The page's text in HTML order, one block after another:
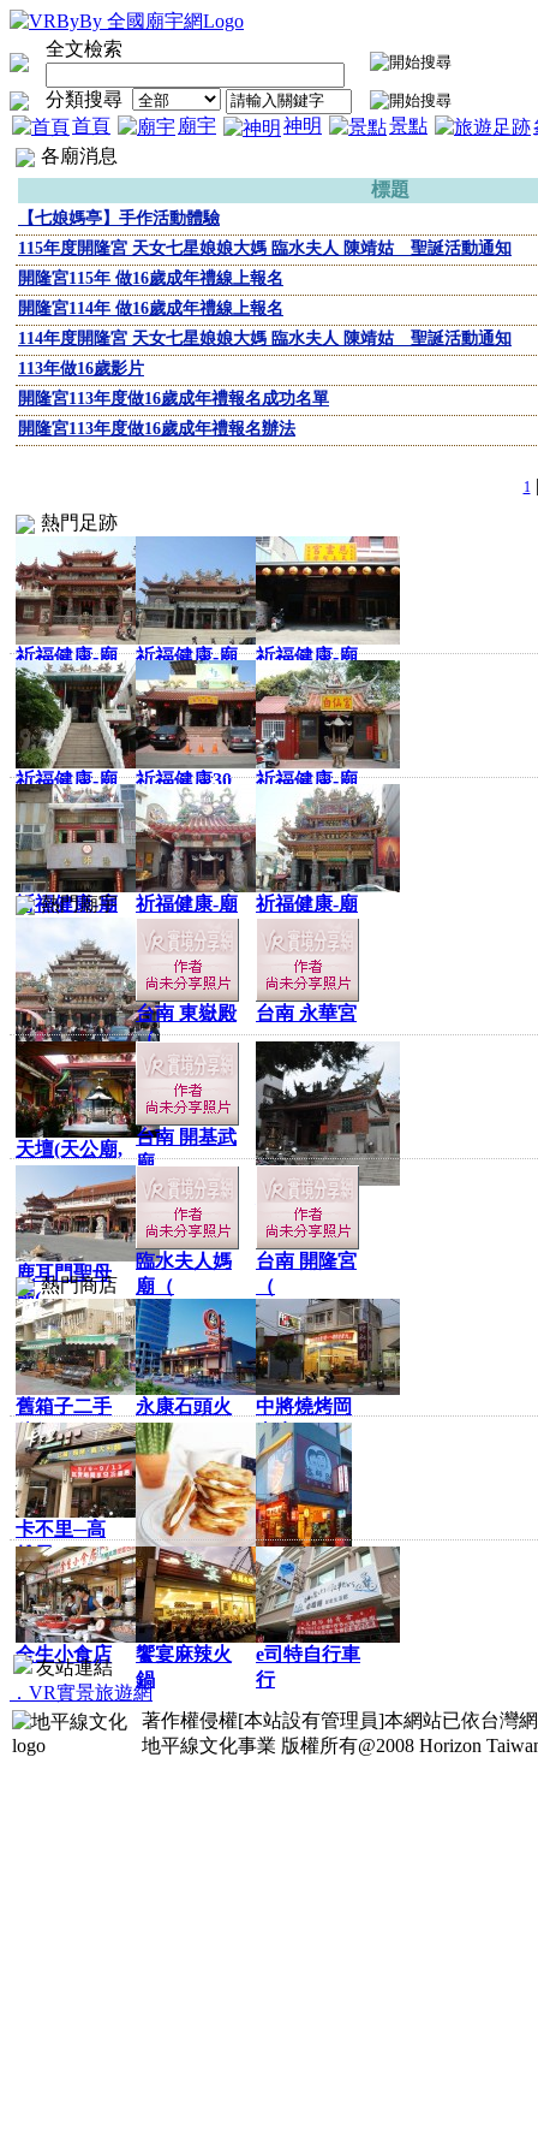
全文檢索
分類搜尋
首頁
廟宇 神明 景點
各廟消息
標題
【七娘媽亭】手作活動體驗
115年度開隆宮 天女七星娘娘大媽 臨水夫人 陳靖姑 聖誕活動通知
開隆宮115年 做16歲成年禮線上報名
開隆宮114年 做16歲成年禮線上報名
114年度開隆宮 天女七星娘娘大媽 臨水夫人 陳靖姑 聖誕活動通知
113年做16歲影片
開隆宮113年度做16歲成年禮報名成功名單
開隆宮113年度做16歲成年禮報名辦法
1
熱門足跡
祈福健康-廟
宇
祈福健康-廟
宇
祈福健康-廟
宇
祈福健康-廟
宇
祈福健康30
祈福健康-廟
祈福健康-廟
祈福健康-廟
宇
祈福健康-廟
宇
熱門廟宇
北港武德宮
(五
台南 東嶽殿
（
台南 永華宮
天壇(天公廟,
台南 開基武
廟
大觀音亭
鹿耳門聖母
廟(
臨水夫人媽
廟（
台南 開隆宮
（
熱門商店
舊箱子二手
傢俱
永康石頭火
鍋
中將燒烤岡
山店
卡不里─高
雄異
朵朵烘焙屋
大師兄手工
蛋捲
全生小食店
饗宴麻辣火
鍋
e司特自行車
行
友站連結
．VR實景旅遊網
著作權侵權[本站設有管理員]本網站已依台灣
地平線文化事業 版權所有@2008 Horizon